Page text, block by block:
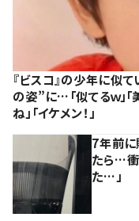
『ビスコ』の少年に似
の姿”に…「似てるｗ」
ね」「イケメン！」
7年前
たら…衝
た…」